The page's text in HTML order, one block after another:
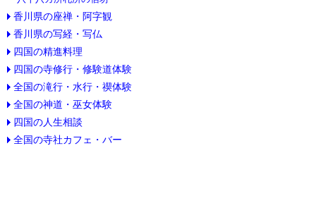
香川県の座禅・阿字観
香川県の写経・写仏
四国の精進料理
四国の寺修行・修験道体験
全国の滝行・水行・禊体験
全国の神道・巫女体験
四国の人生相談
全国の寺社カフェ・バー